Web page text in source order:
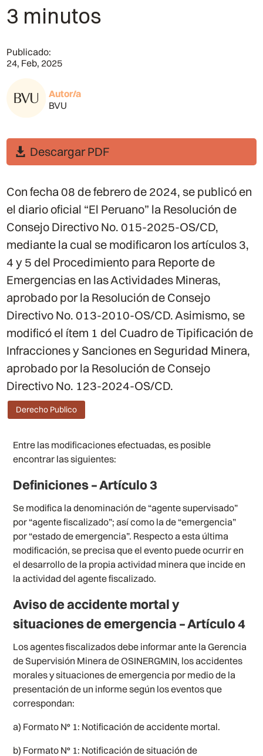
3 minutos
Publicado:
24, Feb, 2025
Autor/a
BVU
Descargar PDF
Con fecha 08 de febrero de 2024, se publicó en
el diario oficial “El Peruano” la Resolución de
Consejo Directivo No. 015-2025-OS/CD,
mediante la cual se modificaron los artículos 3,
4 y 5 del Procedimiento para Reporte de
Emergencias en las Actividades Mineras,
aprobado por la Resolución de Consejo
Directivo No. 013-2010-OS/CD. Asimismo, se
modificó el ítem 1 del Cuadro de Tipificación de
Infracciones y Sanciones en Seguridad Minera,
aprobado por la Resolución de Consejo
Directivo No. 123-2024-OS/CD.
Derecho Publico
Entre las modificaciones efectuadas, es posible
encontrar las siguientes:
Definiciones – Artículo 3
Se modifica la denominación de “agente supervisado”
por “agente fiscalizado”; así como la de “emergencia”
por “estado de emergencia”. Respecto a esta última
modificación, se precisa que el evento puede ocurrir en
el desarrollo de la propia actividad minera que incide en
la actividad del agente fiscalizado.
Aviso de accidente mortal y
situaciones de emergencia – Artículo 4
Los agentes fiscalizados debe informar ante la Gerencia
de Supervisión Minera de OSINERGMIN, los accidentes
morales y situaciones de emergencia por medio de la
presentación de un informe según los eventos que
correspondan:
a) Formato N° 1: Notificación de accidente mortal.
b) Formato N° 1: Notificación de situación de